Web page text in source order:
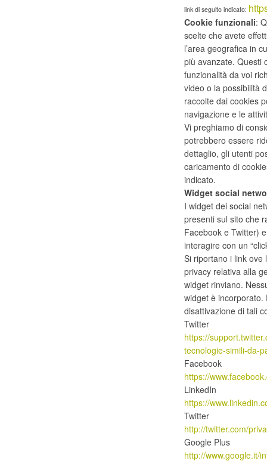
link di seguito indicato:
Cookie funzionali:
scelte che avete
l’area geografica in
più avanzate. Questi
funzionalità da voi
video o la possibilità
raccolte dai cookies
navigazione e le
Vi preghiamo di
potrebbero essere
dettaglio, gli utenti
caricamento di
indicato.
Widget social
I widget dei social
presenti sul sito che
Facebook e Twitter)
interagire con un
Si riportano i link ove
privacy relativa alla
widget rinviano.
widget è incorporato.
disattivazione di tali
Twitter
https://
tecnologie-simili-da-
Facebook
https://
LinkedIn
https://
Twitter
http://twitter.com/
Google Plus
http://www.google.it/